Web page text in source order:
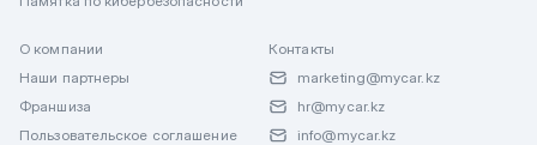
О компании
Наши партнеры
Франшиза
Пользовательское соглашение
Контакты
marketing@mycar.kz
hr@mycar.kz
info@mycar.kz